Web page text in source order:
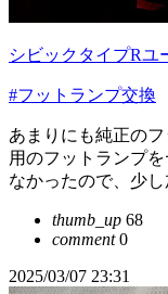
シビックタイプRユ
#フットランプ交換
あまりにも純正の
用のフットランプ
なかったので、少
thumb_up 68
comment0
2025/03/07 23:31